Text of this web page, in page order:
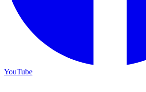
YouTube